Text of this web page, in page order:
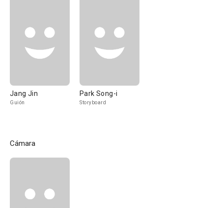
Jang Jin
Guión
Park Song-i
Storyboard
Cámara